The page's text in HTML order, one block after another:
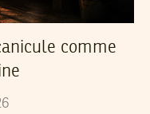
comme